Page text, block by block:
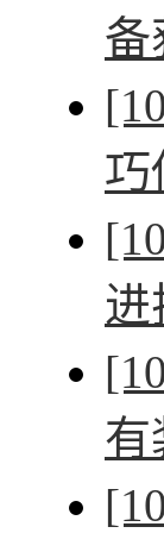
备
巧
进
有